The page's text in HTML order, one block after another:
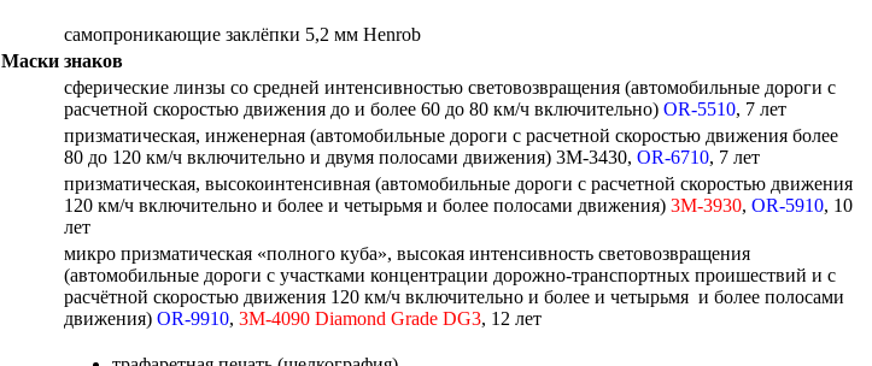
самопроникающие заклёпки 5,2 мм Henrob
Маски знаков
сферические линзы со средней интенсивностью световозвращения (автомобильные дороги с
расчетной скоростью движения до и более 60 до 80 км/ч включительно) OR-5510, 7 лет
призматическая, инженерная (автомобильные дороги с расчетной скоростью движения более
80 до 120 км/ч включительно и двумя полосами движения) 3M-3430, OR-6710, 7 лет
призматическая, высокоинтенсивная (автомобильные дороги с расчетной скоростью движения
120 км/ч включительно и более и четырьмя и более полосами движения) 3M-3930, OR-5910, 10
лет
микро призматическая «полного куба», высокая интенсивность световозвращения
(автомобильные дороги с участками концентрации дорожно-транспортных проишествий и с
расчётной скоростью движения 120 км/ч включительно и более и четырьмя и более полосами
движения) OR-9910, 3M-4090 Diamond Grade DG3, 12 лет